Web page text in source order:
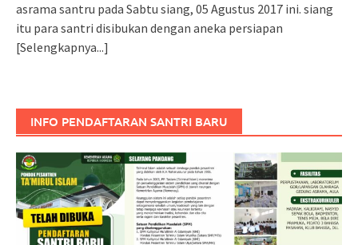
asrama santru pada Sabtu siang, 05 Agustus 2017 ini. siang
itu para santri disibukan dengan aneka persiapan
[Selengkapnya...]
INFO PENDAFTARAN SANTRI BARU